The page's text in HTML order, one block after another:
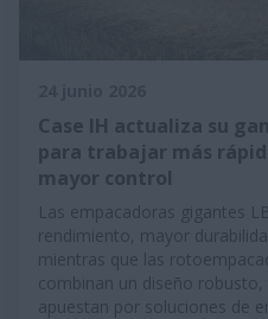
Case IH actualiza su
para trabajar más
mayor control
Las empacadoras gigantes
rendimiento, mayor
mientras que las
combinan un diseño
apuestan por soluciones de